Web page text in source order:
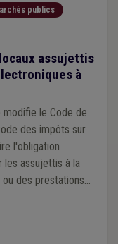
publics
assujettis
à
modifie le Code de
des impôts sur
l'obligation
les assujettis à la
des prestations
mêmes assujettis